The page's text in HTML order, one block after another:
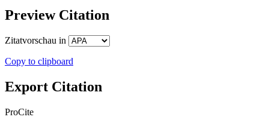
Preview Citation
Zitatvorschau in
Copy to clipboard
Export Citation
ProCite